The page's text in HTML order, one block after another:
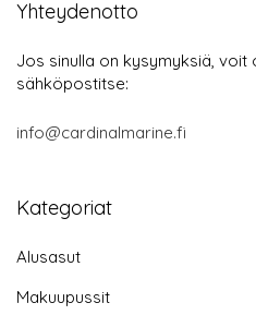
Yhteydenotto
Jos sinulla on kysymyksiä, voit
sähköpostitse:
info@cardinalmarine.fi
Kategoriat
Alusasut
Makuupussit